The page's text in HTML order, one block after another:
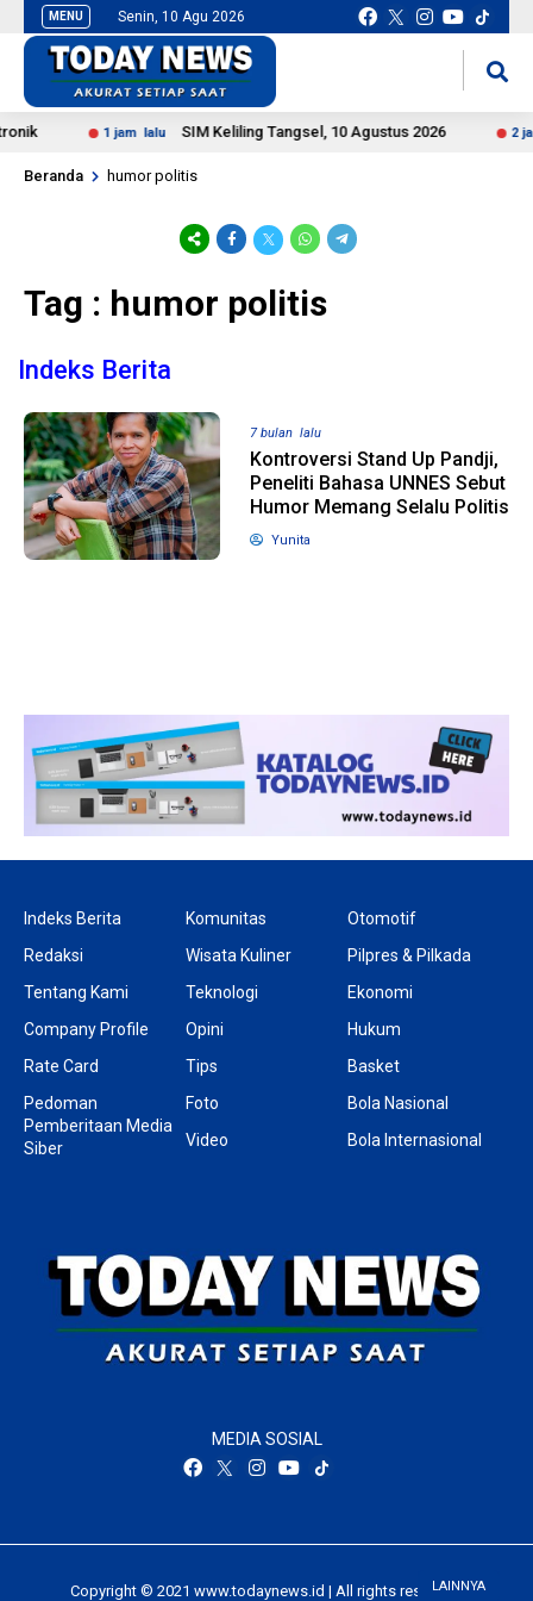
MENU Senin, 10 Agu 2026
1 jam lalu SIM Keliling Tangsel, 10 Agustus 2026 2
Beranda humor politis
Tag : humor politis
Indeks Berita
7 bulan lalu
Kontroversi Stand Up Pandji,
Peneliti Bahasa UNNES Sebut
Humor Memang Selalu Politis
Yunita
DPRD
LAINNYA
Indeks Berita
Redaksi
Tentang Kami
Company Profile
Rate Card
Pedoman
Pemberitaan Media
Siber
Komunitas
Wisata Kuliner
Teknologi
Opini
Tips
Foto
Video
Otomotif
Pilpres & Pilkada
Ekonomi
Hukum
Basket
Bola Nasional
Bola Internasional
MEDIA SOSIAL
Copyright © 2021 www.todaynews.id | All rights reserved.